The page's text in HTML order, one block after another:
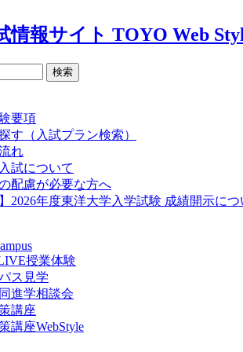
情報サイト TOYO Web
検索
要項
す（入試プラン検索）
れ
試について
配慮が必要な方へ
】2026年度東洋大学入学試験 成績開示に
授業体験
ス見学
進学相談会
講座
講座WebStyle